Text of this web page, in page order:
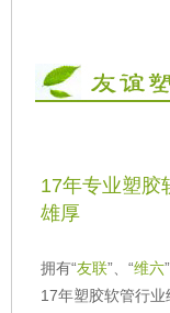
17年专业塑胶
雄厚
拥有“友联”、“维六
17年塑胶软管行业